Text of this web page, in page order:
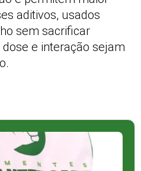
aditivos, usados
sem sacrificar
e interação sejam